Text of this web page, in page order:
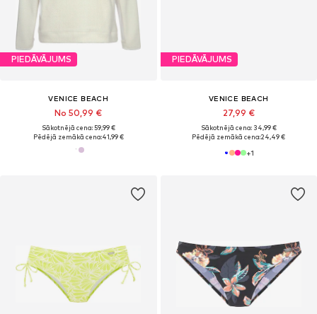
PIEDĀVĀJUMS
VENICE BEACH
No 50,99 €
Sākotnējā cena: 59,99 €
Pēdējā zemākā cena:41,99 €
PIEDĀVĀJUMS
VENICE BEACH
27,99 €
Sākotnējā cena: 34,99 €
Pēdējā zemākā cena:24,49 €
+1